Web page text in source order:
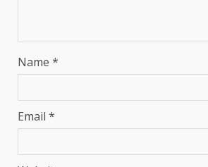
Name *
Email *